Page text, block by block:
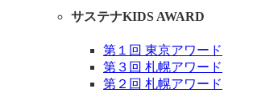
サステナKIDS AWARD
第１回 東京アワード
第３回 札幌アワード
第２回 札幌アワード